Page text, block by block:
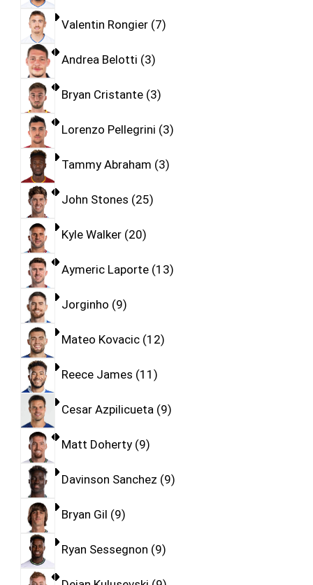
Valentin Rongier 7
Andrea Belotti 3
Bryan Cristante 3
Lorenzo Pellegrini 3
Tammy Abraham 3
John Stones 25
Kyle Walker 20
Aymeric Laporte 13
Jorginho 9
Mateo Kovacic 12
Reece James 11
Cesar Azpilicueta 9
Matt Doherty 9
Davinson Sanchez 9
Bryan Gil 9
Ryan Sessegnon 9